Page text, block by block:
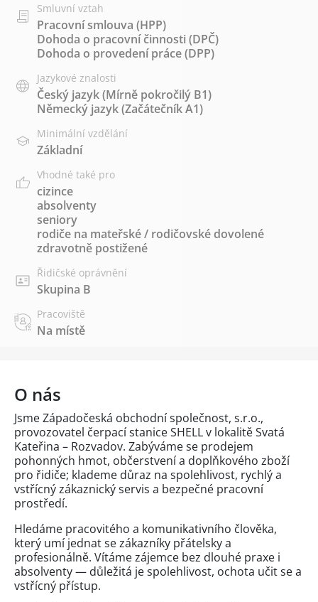
Smluvní vztah
Pracovní smlouva (HPP)
Dohoda o pracovní činnosti (DPČ)
Dohoda o provedení práce (DPP)
Jazykové znalosti
Český jazyk(Mírně pokročilý B1)
Německý jazyk(Začátečník A1)
Minimální vzdělání
Základní
Vhodné také pro
cizince
absolventy
seniory
rodiče na mateřské / rodičovské dovolené
zdravotně postižené
Řidičské oprávnění
Skupina B
Pracoviště
Na místě
O nás
Jsme Západočeská obchodní společnost, s.r.o.,
provozovatel čerpací stanice SHELL v lokalitě Svatá
Kateřina – Rozvadov. Zabýváme se prodejem
pohonných hmot, občerstvení a doplňkového zboží
pro řidiče; klademe důraz na spolehlivost, rychlý a
vstřícný zákaznický servis a bezpečné pracovní
prostředí.
Hledáme pracovitého a komunikativního člověka,
který umí jednat se zákazníky přátelsky a
profesionálně. Vítáme zájemce bez dlouhé praxe i
absolventy — důležitá je spolehlivost, ochota učit se a
vstřícný přístup.